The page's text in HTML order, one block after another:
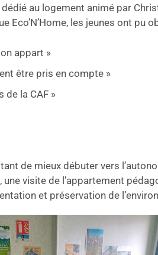
au logement animé par
Eco’N’Home, les jeunes ont
appart »
être pris en compte »
de la CAF »
de mieux débuter vers
une visite de l’appartement
et préservation de